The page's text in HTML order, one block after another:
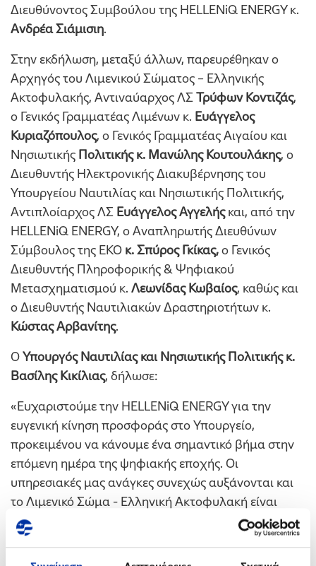
Διευθύνοντος Συμβούλου της HELLENiQ ENERGY κ.
Ανδρέα Σιάμισιη.
Στην εκδήλωση, μεταξύ άλλων, παρευρέθηκαν ο
Αρχηγός του Λιμενικού Σώματος – Ελληνικής
Ακτοφυλακής, Αντιναύαρχος ΛΣΤρύφων Κοντιζάς,
ο Γενικός Γραμματέας Λιμένων κ. Ευάγγελος
Κυριαζόπουλος, ο Γενικός Γραμματέας Αιγαίου και
Νησιωτικής Πολιτικής κ. Μανώλης Κουτουλάκης, ο
Διευθυντής Ηλεκτρονικής Διακυβέρνησης του
Υπουργείου Ναυτιλίας και Νησιωτικής Πολιτικής,
Αντιπλοίαρχος ΛΣ Ευάγγελος Αγγελήςκαι, από την
HELLENiQ ENERGY, ο Αναπληρωτής Διευθύνων
Σύμβουλος της ΕΚΟ κ. Σπύρος Γκίκας,ο Γενικός
Διευθυντής Πληροφορικής & Ψηφιακού
Μετασχηματισμού κ. Λεωνίδας Κωβαίος, καθώς και
ο Διευθυντής Ναυτιλιακών Δραστηριοτήτων κ.
Κώστας Αρβανίτης.
ΟΥπουργός Ναυτιλίας και Νησιωτικής Πολιτικής κ.
Βασίλης Κικίλιας, δήλωσε:
«Ευχαριστούμε την HELLENiQ ENERGY για την
ευγενική κίνηση προσφοράς στο Υπουργείο,
προκειμένου να κάνουμε ένα σημαντικό βήμα στην
επόμενη ημέρα της ψηφιακής εποχής. Οι
υπηρεσιακές μας ανάγκες συνεχώς αυξάνονται και
το Λιμενικό Σώμα - Ελληνική Ακτοφυλακή είναι
προσηλωμένο στο καθήκον: στην αστυνόμευση της
ΑΟΖ, στην αντιμετώπιση της παράνομης
μετανάστευσης, αλλά και στη φύλαξη θαλάσσιων